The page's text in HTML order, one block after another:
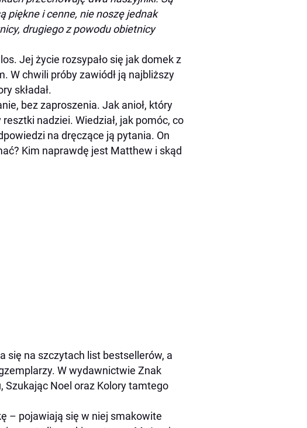
piękne i cenne, nie noszę jednak
drugiego z powodu obietnicy
Jej życie rozsypało się jak domek z
W chwili próby zawiódł ją najbliższy
składał.
bez zaproszenia. Jak anioł, który
nadziei. Wiedział, jak pomóc, co
na dręczące ją pytania. On
Kim naprawdę jest Matthew i skąd
się na szczytach list bestsellerów, a
W wydawnictwie Znak
Szukając Noel oraz Kolory tamtego
– pojawiają się w niej smakowite